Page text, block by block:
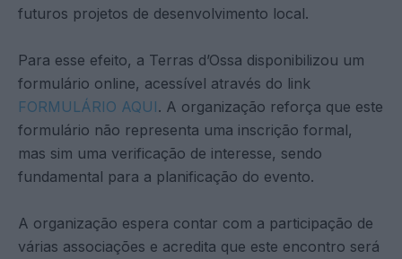
futuros projetos de desenvolvimento local.
Para esse efeito, a Terras d’Ossa disponibilizou um
formulário online, acessível através do link
FORMULÁRIO AQUI. A organização reforça que este
formulário não representa uma inscrição formal,
mas sim uma verificação de interesse, sendo
fundamental para a planificação do evento.
A organização espera contar com a participação de
várias associações e acredita que este encontro será